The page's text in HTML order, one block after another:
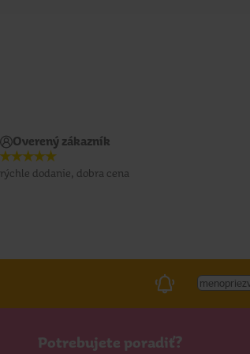
Overený zákazník
rýchle dodanie, dobra cena
Potrebujete poradiť?